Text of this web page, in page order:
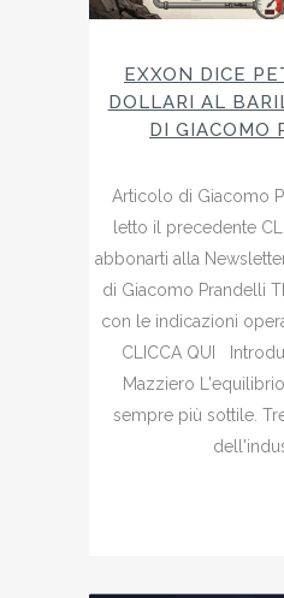
EXXON DICE
DOLLARI AL
DI GIACOMO
Articolo di Giacomo
letto il precedente
abbonarti alla
di Giacomo Prandelli
con le indicazioni
CLICCA QUI
Mazziero
sempre più sottile.